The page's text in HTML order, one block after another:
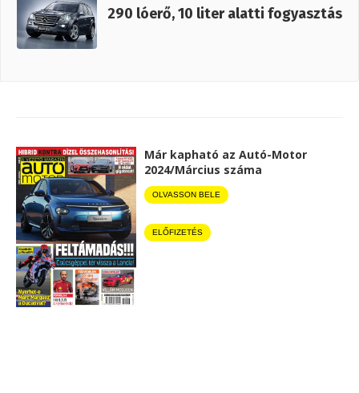
290 lóerő, 10 liter alatti fogyasztás
Már kapható az Autó-Motor
2024/Március száma
OLVASSON BELE
ELŐFIZETÉS